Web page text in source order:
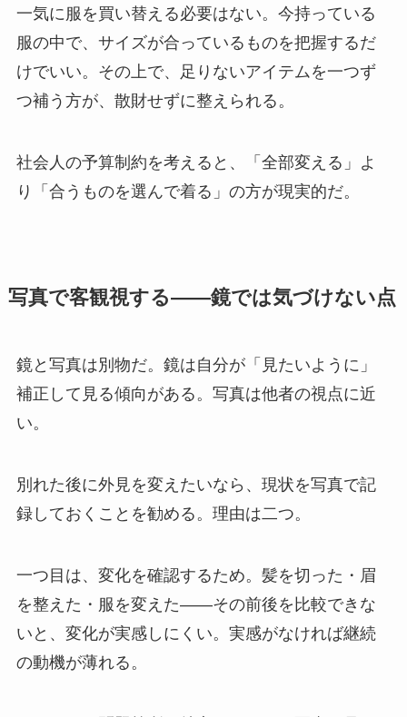
一気に服を買い替える必要はない。今持っている
服の中で、サイズが合っているものを把握するだ
けでいい。その上で、足りないアイテムを一つず
つ補う方が、散財せずに整えられる。
社会人の予算制約を考えると、「全部変える」よ
り「合うものを選んで着る」の方が現実的だ。
写真で客観視する——鏡では気づけない点
鏡と写真は別物だ。鏡は自分が「見たいように」
補正して見る傾向がある。写真は他者の視点に近
い。
別れた後に外見を変えたいなら、現状を写真で記
録しておくことを勧める。理由は二つ。
一つ目は、変化を確認するため。髪を切った・眉
を整えた・服を変えた——その前後を比較できな
いと、変化が実感しにくい。実感がなければ継続
の動機が薄れる。